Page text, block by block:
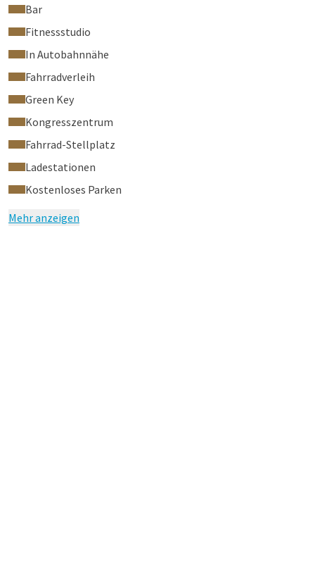
Bar
Fitnessstudio
In Autobahnnähe
Fahrradverleih
Green Key
Kongresszentrum
Fahrrad-Stellplatz
Ladestationen
Kostenloses Parken
Mehr anzeigen